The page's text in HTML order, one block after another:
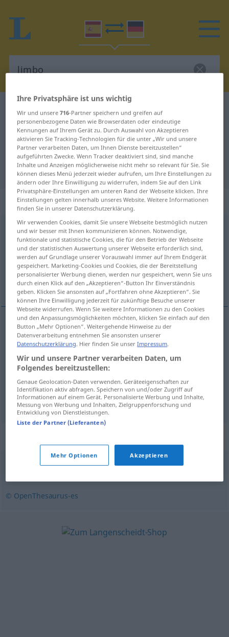
Spanisch-Deutsch Wörterbuch limbo
Spanisch-Deutsch Übersetzung für
"limbo"
"limbo" Deutsch Übersetzung
„limbo“: masculino
limbo [ˈlimbo] m
Übersicht aller Übersetzungen
(Für mehr Details die Übersetzung anklicken/antippen)
Rand, Limbus, Vorhölle
Randm limbo
Limbusm limbo REL
Vorhöllef limbo REL
© OpenThesaurus-es
Ihre Privatsphäre ist uns wichtig
Wir und unsere716-Partner speichern und greifen auf
personenbezogene Daten wie Browserdaten oder eindeutige
Kennungen auf Ihrem Gerät zu. Durch Auswahl von Akzeptieren
aktivieren Sie Tracking-Technologien für die unter „Wir und unsere
Partner verarbeiten Daten, um Ihnen Dienste bereitzustellen“
aufgeführten Zwecke. Wenn Tracker deaktiviert sind, sind manche
Inhalte und Anzeigen möglicherweise nicht mehr so relevant für Sie. Sie
können dieses Menü jederzeit wieder aufrufen, um Ihre Einstellungen zu
ändern oder Ihre Einwilligung zu widerrufen, indem Sie auf den Link
Privatsphäre-Einstellungen am unteren Rand der Webseite klicken. Ihre
Einstellungen gelten innerhalb unseres Website. Weitere Informationen
finden Sie in unserer Datenschutzerklärung.
Wir verwenden Cookies, damit Sie unsere Webseite bestmöglich nutzen
und wir besser mit Ihnen kommunizieren können. Notwendige,
funktionale und statistische Cookies, die für den Betrieb der Webseite
und der statistischen Auswertung unserer Webseite erforderlich sind,
werden auf Grundlage unserer Vorauswahl immer auf Ihrem Endgerät
gespeichert. Marketing-Cookies und Cookies, die der Bereitstellung
personalisierter Werbung dienen, werden nur gespeichert, wenn Sie uns
durch einen Klick auf den „Akzeptieren“-Button Ihr Einverständnis
geben. Klicken Sie ansonsten auf „Fortfahren ohne Akzeptieren“. Sie
können Ihre Einwilligung jederzeit für zukünftige Besuche unserer
Webseite widerrufen. Wenn Sie weitere Informationen zu den Cookies
und den Anpassungsmöglichkeiten möchten, klicken Sie einfach auf den
Button „Mehr Optionen“. Weitergehende Hinweise zu der
Datenverarbeitung entnehmen Sie ansonsten unserer
Datenschutzerklärung. Hier finden Sie unserImpressum.
Wir und unsere Partner verarbeiten Daten, um
Folgendes bereitzustellen:
Genaue Geolocation-Daten verwenden. Geräteeigenschaften zur
Identifikation aktiv abfragen. Speichern von und/oder Zugriff auf
Informationen auf einem Gerät. Personalisierte Werbung und Inhalte,
Messung von Werbung und Inhalten, Zielgruppenforschung und
Entwicklung von Dienstleistungen.
Liste der Partner (Lieferanten)
Mehr Optionen Akzeptieren